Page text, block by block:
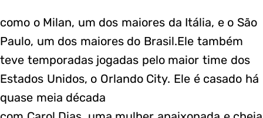
como o Milan, um dos maiores da Itália, e o São
Paulo, um dos maiores do Brasil.Ele também
teve temporadas jogadas pelo maior time dos
Estados Unidos, o Orlando City. Ele é casado há
quase meia década